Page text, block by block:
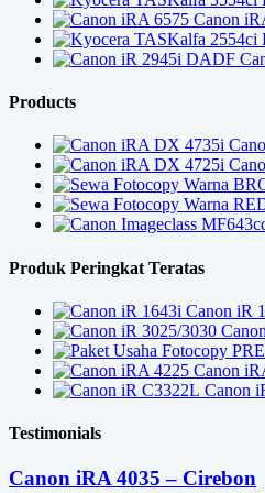
Canon
Products
Produk Peringkat Teratas
Canon iR
Canon
Canon
Testimonials
Canon iRA 4035 – Cirebon